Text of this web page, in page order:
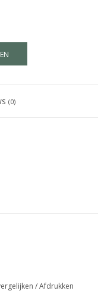
(0)
/Afdrukken